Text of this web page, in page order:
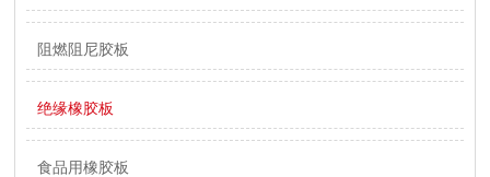
阻燃阻尼胶板
绝缘橡胶板
食品用橡胶板